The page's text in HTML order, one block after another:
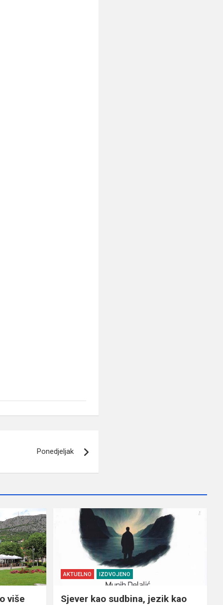
Ponedjeljak
više
AKTUELNO IZDVOJENO
Sjever kao sudbina, jezik kao